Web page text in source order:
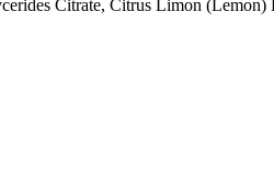
Citrate, Citrus Limon